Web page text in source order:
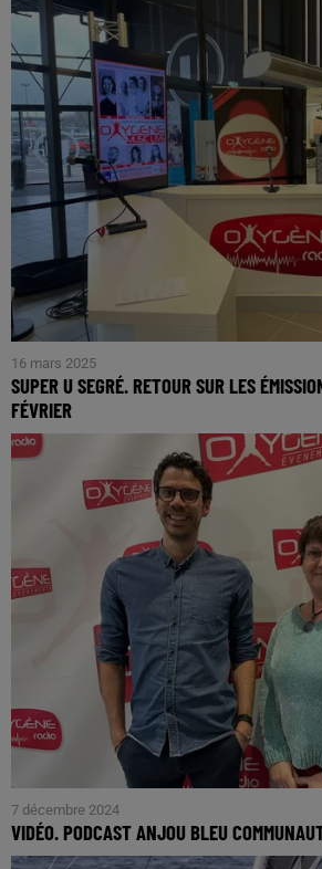
expositions
16 mars 2025
SUPER U SEGRÉ. RETOUR SUR LES
FÉVRIER
A l'occasion du dernier Oxygène Music
installé notre studio dans le hall du
7 décembre 2024
VIDÉO. PODCAST ANJOU BLEU
Avec Françoise Coué, Vice Présidente